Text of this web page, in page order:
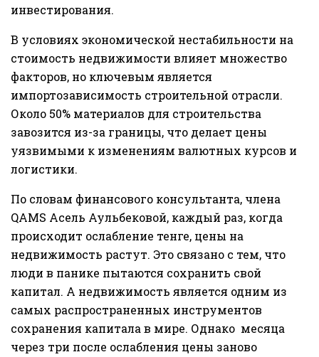
инвестирования.
В условиях экономической нестабильности на
стоимость недвижимости влияет множество
факторов, но ключевым является
импортозависимость строительной отрасли.
Около 50% материалов для строительства
завозится из-за границы, что делает цены
уязвимыми к изменениям валютных курсов и
логистики.
По словам финансового консультанта, члена
QAMS Асель Аульбековой, каждый раз, когда
происходит ослабление тенге, цены на
недвижимость растут. Это связано с тем, что
люди в панике пытаются сохранить свой
капитал. А недвижимость является одним из
самых распространенных инструментов
сохранения капитала в мире. Однако месяца
через три после ослабления цены заново